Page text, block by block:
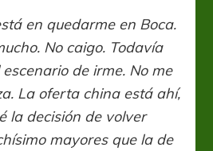
en quedarme en Boca.
No caigo. Todavía
de irme. No me
La oferta china está ahí,
la decisión de volver
mayores que la de